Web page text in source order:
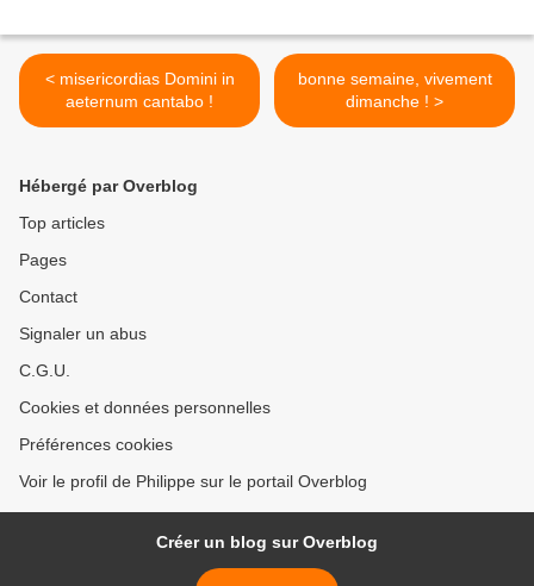
< misericordias Domini in
aeternum cantabo !
bonne semaine, vivement
dimanche ! >
Hébergé par Overblog
Top articles
Pages
Contact
Signaler un abus
C.G.U.
Cookies et données personnelles
Préférences cookies
Voir le profil de Philippe sur le portail Overblog
Créer un blog sur Overblog